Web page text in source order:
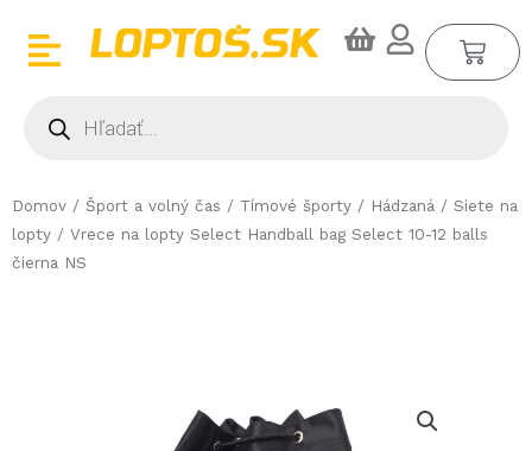
Domov / Šport a volný čas / Tímové športy / Hádzaná / Siete na
lopty / Vrece na lopty Select Handball bag Select 10-12 balls
čierna NS